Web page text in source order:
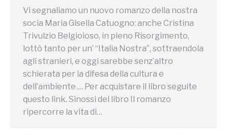
Vi segnaliamo un nuovo romanzo della nostra
socia Maria Gisella Catuogno: anche Cristina
Trivulzio Belgioioso, in pieno Risorgimento,
lottò tanto per un’ “Italia Nostra”, sottraendola
agli stranieri, e oggi sarebbe senz’altro
schierata per la difesa della cultura e
dell’ambiente … Per acquistare il libro seguite
questo link. Sinossi del libro Il romanzo
ripercorre la vita di…